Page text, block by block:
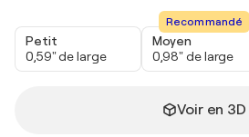
Petit
0,59" de large
Recommandé
Moyen
0,98" de large
Voir en 3D